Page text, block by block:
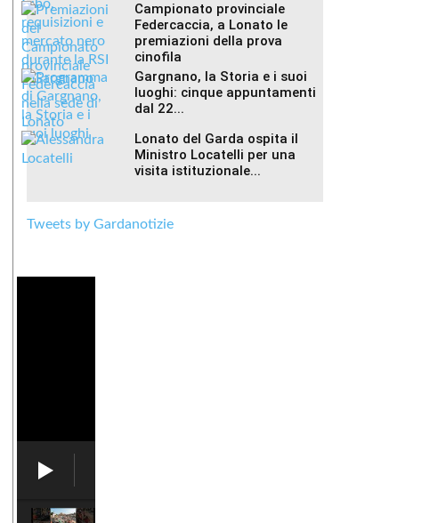
Campionato provinciale
Federcaccia, a Lonato le
premiazioni della prova
cinofila
Gargnano, la Storia e i suoi
luoghi: cinque appuntamenti
dal 22...
Lonato del Garda ospita il
Ministro Locatelli per una
visita istituzionale...
Tweets by Gardanotizie